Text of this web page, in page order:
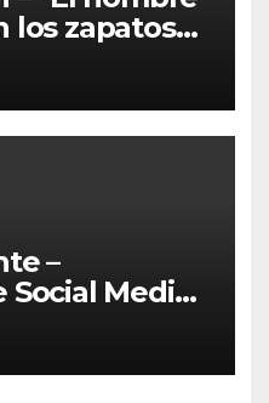
los zapatos
–
Social Media
en
Inglés”